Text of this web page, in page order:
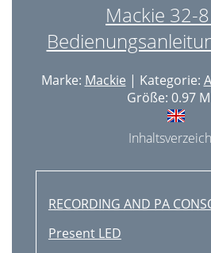
Mackie 32-
Marke: Mackie | Kategorie:
Größe: 0.97
RECORDING AND PA
Present LED